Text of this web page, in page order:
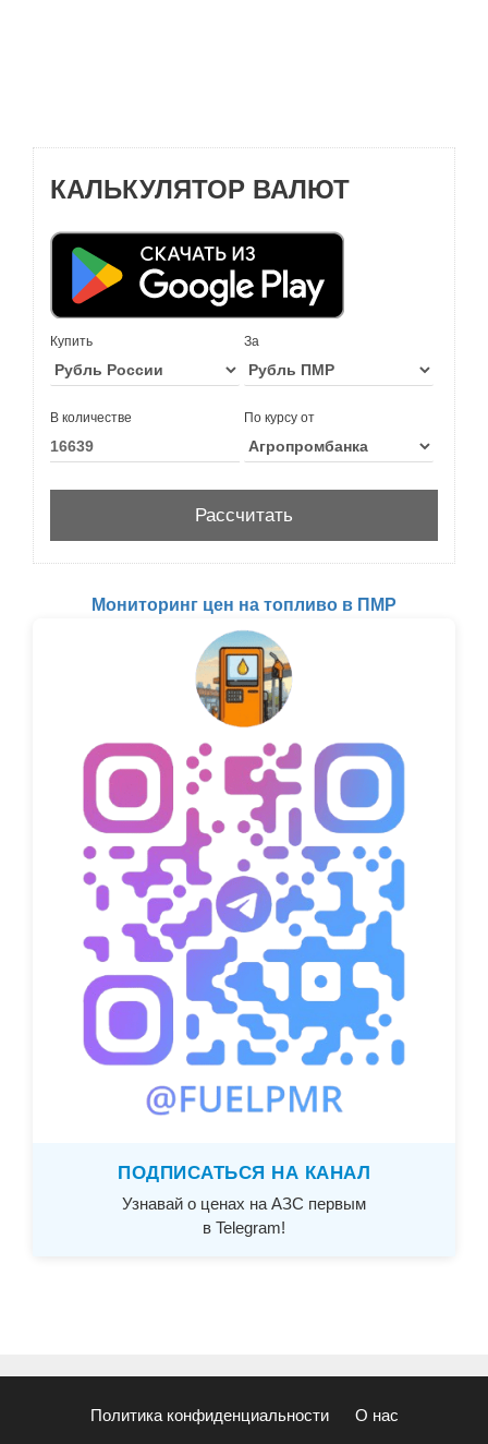
КАЛЬКУЛЯТОР ВАЛЮТ
Купить За
В количестве По курсу от
Мониторинг цен на топливо в ПМР
ПОДПИСАТЬСЯ НА КАНАЛ
Узнавай о ценах на АЗС первым
в Telegram!
Политика конфиденциальности О нас